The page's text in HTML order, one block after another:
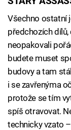
Všechno ostatní
předchozích dílů,
neopakovali
budete muset
budovy a tam
i se zavřenýma
protože se tím
spíš otravovat.
technicky vzato